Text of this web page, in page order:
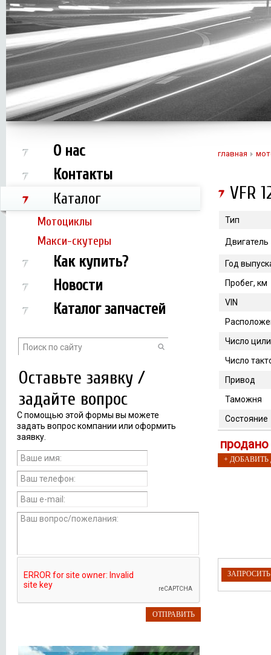
О нас
Контакты
Каталог
Мотоциклы
Макси-скутеры
Как купить?
Новости
Каталог запчастей
Оставьте заявку /
задайте вопрос
С помощью этой формы вы можете
задать вопрос компании или оформить
заявку.
главная
VFR
Тип
Двигатель
Год
Пробег, км
VIN
Число
Число
Привод
Таможня
Состояние
продано
+